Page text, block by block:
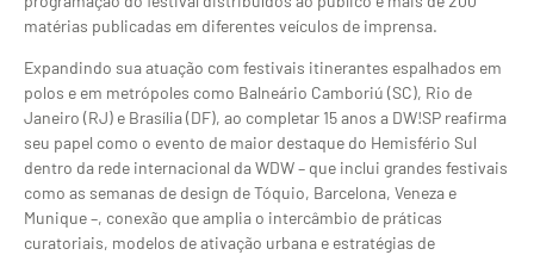
matérias publicadas em diferentes veículos de imprensa.
Expandindo sua atuação com festivais itinerantes espalhados em
polos e em metrópoles como Balneário Camboriú (SC), Rio de
Janeiro (RJ) e Brasília (DF), ao completar 15 anos a DW!SP reafirma
seu papel como o evento de maior destaque do Hemisfério Sul
dentro da rede internacional da WDW – que inclui grandes festivais
como as semanas de design de Tóquio, Barcelona, Veneza e
Munique –, conexão que amplia o intercâmbio de práticas
curatoriais, modelos de ativação urbana e estratégias de